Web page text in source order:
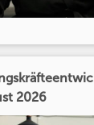
2026